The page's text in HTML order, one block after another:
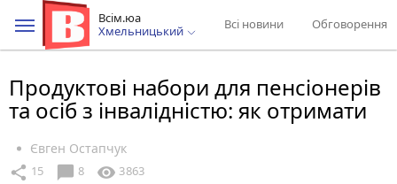
Всім.юа
Хмельницький
Всі новини Обговорення
Продуктові набори для пенсіонерів
та осіб з інвалідністю: як отримати
Євген Остапчук
share 15 chat_bubble 8 visibility 3863